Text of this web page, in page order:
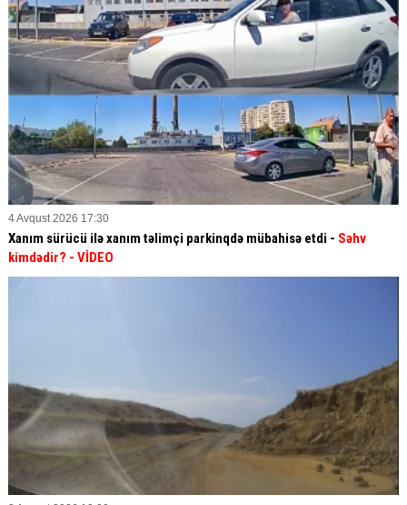
4 Avqust 2026 17:30
Xanım sürücü ilə xanım təlimçi parkinqdə mübahisə etdi - Səhv
kimdədir? - VİDEO